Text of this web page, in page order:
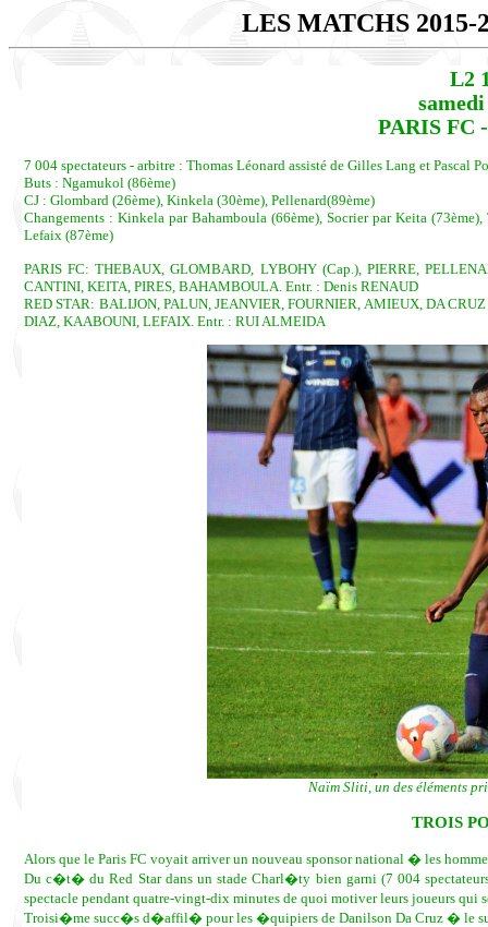
LES MATCHS
L2
PARIS FC
7 004 spectateurs - arbitre : Thomas Léonard assisté de Gilles Lang et Pascal
Buts : Ngamukol (86ème)
CJ : Glombard (26ème), Kinkela (30ème), Pellenard(89ème)
Changements : Kinkela par Bahamboula (66ème), Socrier par Keita
Lefaix (87ème)
PARIS FC: THEBAUX, GLOMBARD, LYBOHY (Cap.), PIERRE,
CANTINI, KEITA, PIRES, BAHAMBOULA. Entr. : Denis RENAUD
RED STAR: BALIJON, PALUN, JEANVIER, FOURNIER, AMIEUX, DA
DIAZ, KAABOUNI, LEFAIX. Entr. : RUI ALMEIDA
Naïm Sliti, un des éléments
TROIS
Alors que le Paris FC voyait arriver un nouveau sponsor national � les
Du c�t� du Red Star dans un stade Charl�ty bien garni (7 004
spectacle pendant quatre-vingt-dix minutes de quoi motiver leurs joueurs
Troisi�me succ�s d�affil� pour les �quipiers de Danilson Da Cruz � le